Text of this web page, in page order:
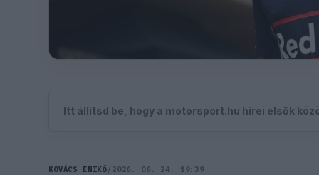
Itt állítsd be, hogy a motorsport.hu hírei elsők
KOVÁCS ENIKŐ/ 2026. 06. 24. 19:39